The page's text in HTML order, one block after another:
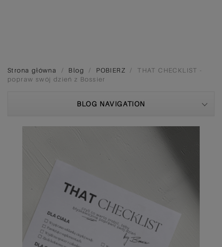
Strona główna Blog POBIERZ
THAT CHECKLIST -
popraw swój dzień z Bossier
BLOG NAVIGATION